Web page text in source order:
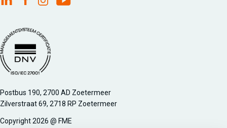
FME Linkedin
FME Facebook
FME Instagram
FME Youtube
Managementsyteem certificatie DNV iso/iec 27001
Postbus 190, 2700 AD Zoetermeer
Zilverstraat 69, 2718 RP Zoetermeer
Copyright 2026 @ FME